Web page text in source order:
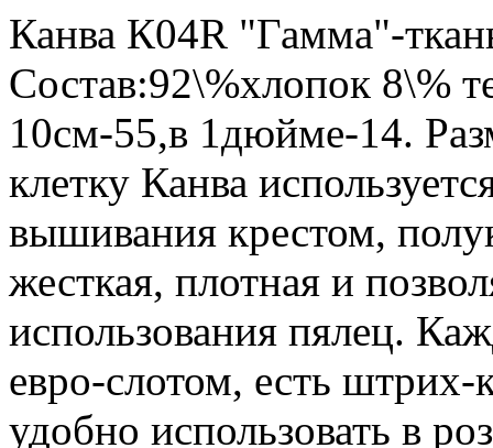
Канва К04R "Гамма"-
Состав:92\%хлопок 8\%
10см-55,в 1дюйме-14.
клетку Канва
вышивания крестом,
жесткая, плотная и
использования пялец.
евро-слотом, есть
удобно использовать в